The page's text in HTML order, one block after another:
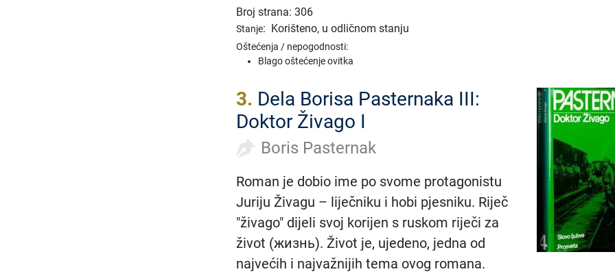
Broj strana: 306
Stanje: Korišteno, u odličnom stanju
Oštećenja / nepogodnosti:
Blago oštećenje ovitka
3. Dela Borisa Pasternaka III:
Doktor Živago I
Boris Pasternak
Roman je dobio ime po svome protagonistu
Juriju Živagu – liječniku i hobi pjesniku. Riječ
"živago" dijeli svoj korijen s ruskom riječi za
život (жизнь). Život je, ujedeno, jedna od
najvećih i najvažnijih tema ovog romana.